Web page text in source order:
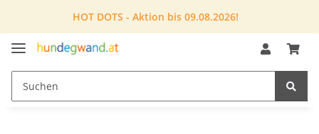
HOT DOTS - Aktion bis 09.08.2026!